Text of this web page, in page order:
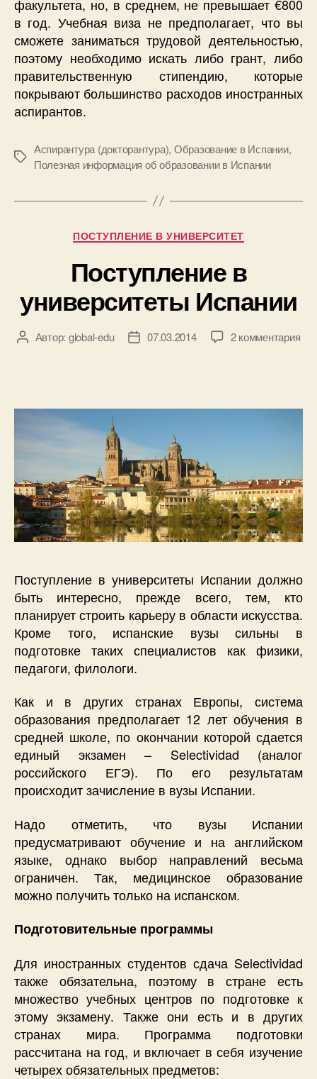
факультета, но, в среднем, не превышает €800
в год. Учебная виза не предполагает, что вы
сможете заниматься трудовой деятельностью,
поэтому необходимо искать либо грант, либо
правительственную стипендию, которые
покрывают большинство расходов иностранных
аспирантов.
Метки
Аспирантура (докторантура), Образование в Испании,
Полезная информация об образовании в Испании
Рубрики
ПОСТУПЛЕНИЕ В УНИВЕРСИТЕТ
Поступление в
университеты Испании
АвторАвтор: global-edu
Дата07.03.2014 2 комментарияк
Поступление в университеты Испании должно
быть интересно, прежде всего, тем, кто
планирует строить карьеру в области искусства.
Кроме того, испанские вузы сильны в
подготовке таких специалистов как физики,
педагоги, филологи.
Как и в других странах Европы, система
образования предполагает 12 лет обучения в
средней школе, по окончании которой сдается
единый экзамен – Selectividad (аналог
российского ЕГЭ). По его результатам
происходит зачисление в вузы Испании.
Надо отметить, что вузы Испании
предусматривают обучение и на английском
языке, однако выбор направлений весьма
ограничен. Так, медицинское образование
можно получить только на испанском.
Подготовительные программы
Для иностранных студентов сдача Selectividad
также обязательна, поэтому в стране есть
множество учебных центров по подготовке к
этому экзамену. Также они есть и в других
странах мира. Программа подготовки
рассчитана на год, и включает в себя изучение
четырех обязательных предметов: